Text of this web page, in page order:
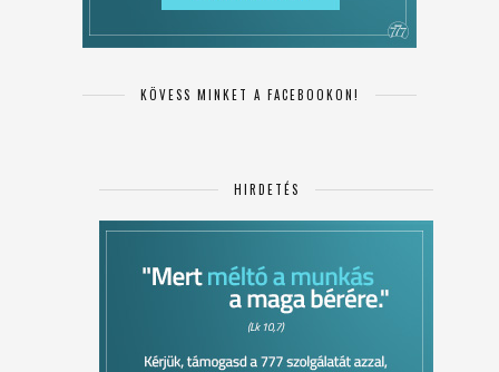
KÖVESS MINKET A FACEBOOKON!
HIRDETÉS